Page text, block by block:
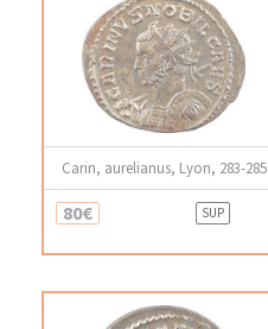
Carin, aurelianus, Lyon, 283-285
80€ SUP